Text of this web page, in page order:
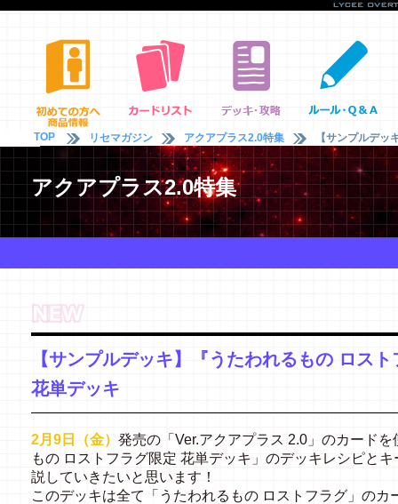
TOP リセマガジン アクアプラス2.0特集 【サンプルデ
アクアプラス2.0特集
【サンプルデッキ】『うたわれるもの ロス
花単デッキ
2月9日（金） 発売の「Ver.アクアプラス 2.0」のカード
もの ロストフラグ限定 花単デッキ」のデッキレシピと
説していきたいと思います！
このデッキは全て「うたわれるもの ロストフラグ」の